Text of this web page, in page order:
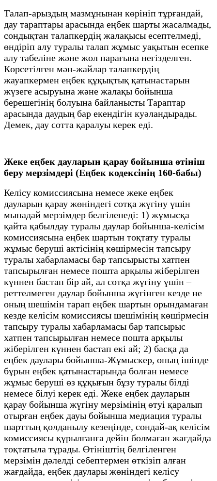
Талап-арыздың мазмұнынан көрініп тұрғандай,
дау тараптары арасында еңбек шарты жасалмады,
сондықтан талапкердің жалақысы есептелмеді,
өндіріп алу туралы талап жұмыс уақытын есепке
алу табеліне және жол парағына негізделген.
Көрсетілген мән-жайлар талапкердің
жауапкермен еңбек құқықтық қатынастарын
жүзеге асыруына және жалақы бойынша
берешегінің болуына байланысты Тараптар
арасында даудың бар екендігін куәландырады.
Демек, дау сотта қаралуы керек еді.
Жеке еңбек дауларын қарау бойынша өтініш
беру мерзімдері (Еңбек кодексінің 160-бабы)
Келісу комиссиясына немесе жеке еңбек
дауларын қарау жөніндегі сотқа жүгіну үшін
мынадай мерзімдер белгіленеді: 1) жұмысқа
қайта қабылдау туралы даулар бойынша-келісім
комиссиясына еңбек шартын тоқтату туралы
жұмыс беруші актісінің көшірмесін тапсыру
туралы хабарламасы бар тапсырысты хатпен
тапсырылған немесе пошта арқылы жіберілген
күннен бастап бір ай, ал сотқа жүгіну үшін –
реттелмеген даулар бойынша жүгінген кезде не
оның шешімін тарап еңбек шартын орындамаған
кезде келісім комиссиясы шешімінің көшірмесін
тапсыру туралы хабарламасы бар тапсырыс
хатпен тапсырылған немесе пошта арқылы
жіберілген күннен бастап екі ай; 2) басқа да
еңбек даулары бойынша-Жұмыскер, оның ішінде
бұрын еңбек қатынастарында болған немесе
жұмыс беруші өз құқығын бұзу туралы білді
немесе білуі керек еді. Жеке еңбек дауларын
қарау бойынша жүгіну мерзімінің өтуі қаралып
отырған еңбек дауы бойынша медиация туралы
шарттың қолданылу кезеңінде, сондай-ақ келісім
комиссиясы құрылғанға дейін болмаған жағдайда
тоқтатыла тұрады. Өтініштің белгіленген
мерзімін дәлелді себептермен өткізіп алған
жағдайда, еңбек даулары жөніндегі келісу